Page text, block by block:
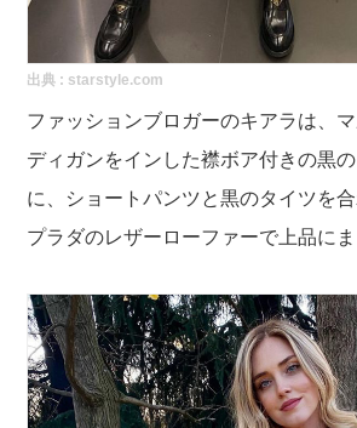
出典 : starstyle.com
ファッションブロガーのキアラは、
ディガンをインした襟ボア付きの黒
に、ショートパンツと黒のタイツを
プラダのレザーローファーで上品にま